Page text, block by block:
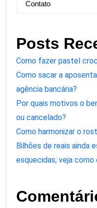
Contato
Posts
Como fazer pastel
Como sacar a
agência bancária?
Por quais motivos o
ou cancelado?
Como harmonizar o
Bilhões de reais ainda
esquecidas; veja como